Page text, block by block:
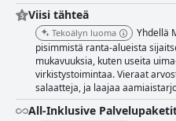
Viisi tähteä
Tekoälyn luoma
Yhdellä
pisimmistä ranta-alueista
mukavuuksia, kuten useita
virkistystoimintaa. Vieraat
salaatteja, ja laajaa
All-Inklusive